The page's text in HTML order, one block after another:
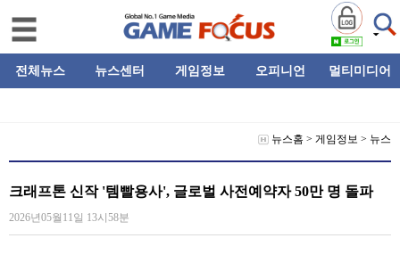
전체뉴스 뉴스센터 게임정보 오피니언 멀티미디어
뉴스홈 > 게임정보 > 뉴스
크래프톤 신작 '템빨용사', 글로벌 사전예약자 50만 명 돌파
2026년05월11일 13시58분